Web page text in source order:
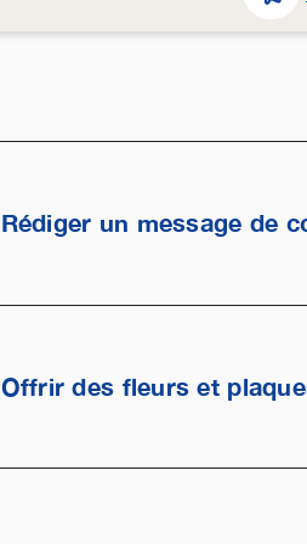
Rédiger un message de
Offrir des fleurs et